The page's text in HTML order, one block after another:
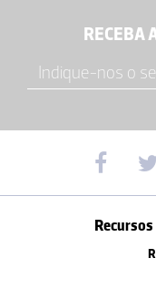
RECEBA